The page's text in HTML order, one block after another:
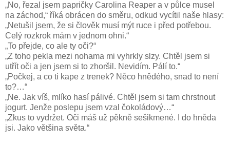
„No, řezal jsem papričky Carolina Reaper a v půlce musel
na záchod,“ říká obrácen do směru, odkud vycítil naše hlasy:
„Netušil jsem, že si člověk musí mýt ruce i před potřebou.
Celý rozkrok mám v jednom ohni.“
„To přejde, co ale ty oči?“
„Z toho pekla mezi nohama mi vyhrkly slzy. Chtěl jsem si
utřít oči a jen jsem si to zhoršil. Nevidím. Pálí to.“
„Počkej, a co ti kape z trenek? Něco hnědého, snad to není
to?…“
„Ne. Jak víš, mlíko hasí pálivé. Chtěl jsem si tam chrstnout
jogurt. Jenže poslepu jsem vzal čokoládový…“
„Zkus to vydržet. Oči máš už pěkně sešikmené. I do hněda
jsi. Jako většina světa.“